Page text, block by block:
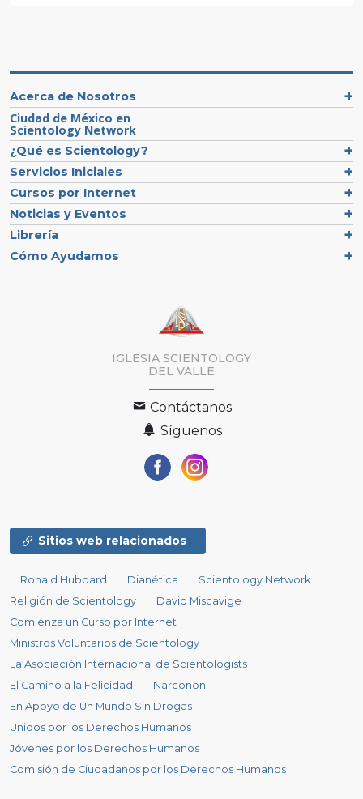
Acerca de Nosotros
Ciudad de México en
Scientology Network
¿Qué es Scientology?
Servicios Iniciales
Cursos por Internet
Noticias y Eventos
Librería
Cómo Ayudamos
IGLESIA SCIENTOLOGY
DEL VALLE
Contáctanos
Síguenos
Sitios web relacionados
L. Ronald Hubbard Dianética
Scientology Network
Religión de Scientology
David Miscavige
Comienza un Curso por Internet
Ministros Voluntarios de Scientology
La Asociación Internacional de Scientologists
El Camino a la Felicidad
Narconon
En Apoyo de Un Mundo Sin Drogas
Unidos por los Derechos Humanos
Jóvenes por los Derechos Humanos
Comisión de Ciudadanos por los Derechos Humanos